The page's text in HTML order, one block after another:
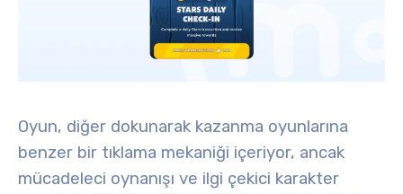
Oyun, diğer dokunarak kazanma oyunlarına
benzer bir tıklama mekaniği içeriyor, ancak
mücadeleci oynanışı ve ilgi çekici karakter